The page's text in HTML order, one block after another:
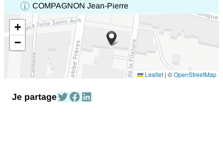
Site
Web
Nom
prénom
de
COMPAGNON Jean-Pierre
+
−
Leaflet | ©OpenStreetMap
Je partagePartagez-le sur Twitter
Partagez-le sur Facebook
Partagez-le sur Linked In